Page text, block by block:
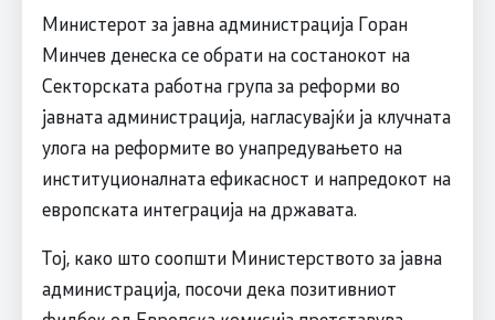
Министерот за јавна администрација Горан
Минчев денеска се обрати на состанокот на
Секторската работна група за реформи во
јавната администрација, нагласувајќи ја клучната
улога на реформите во унапредувањето на
институционалната ефикасност и напредокот на
европската интеграција на државата.
Тој, како што соопшти Министерството за јавна
администрација, посочи дека позитивниот